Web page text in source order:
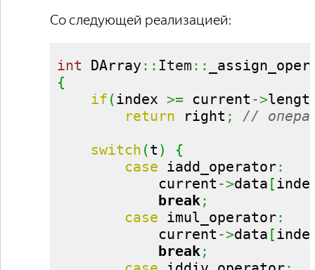
Со следующей реализацией:
int DArray :: Item ::
{
if (index >= current ->
return right ;
//
switch (t )
{
case iadd_operator:
current ->data [
break;
case imul_operator:
current ->data [
break;